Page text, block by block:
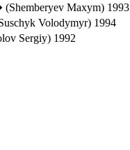
Maxym) 1993
Volodymyr) 1994
1992